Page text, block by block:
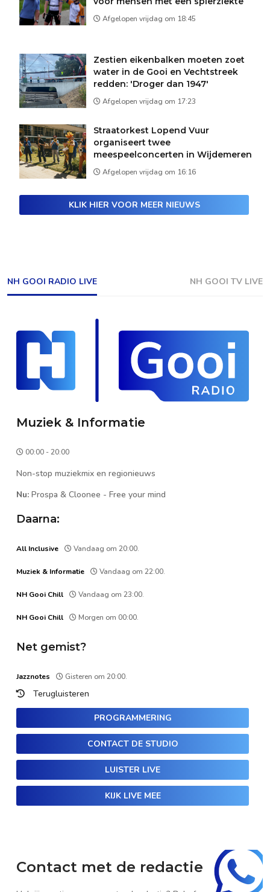
Afgelopen vrijdag om 18:45
Zestien eikenbalken moeten zoet
water in de Gooi en Vechtstreek
redden: 'Droger dan 1947'
Afgelopen vrijdag om 17:23
Straatorkest Lopend Vuur
organiseert twee
meespeelconcerten in Wijdemeren
Afgelopen vrijdag om 16:16
KLIK HIER VOOR MEER NIEUWS
NH GOOI RADIO LIVE NH GOOI TV LIVE
Muziek & Informatie
00:00 - 20:00
Non-stop muziekmix en regionieuws
Nu: Prospa & Cloonee - Free your mind
Daarna:
All Inclusive Vandaag om 20:00.
Muziek & Informatie Vandaag om 22:00.
NH Gooi Chill Vandaag om 23:00.
NH Gooi Chill Morgen om 00:00.
Net gemist?
Jazznotes Gisteren om 20:00.
Terugluisteren
PROGRAMMERING
CONTACT DE STUDIO
LUISTER LIVE
KIJK LIVE MEE
Contact met de redactie